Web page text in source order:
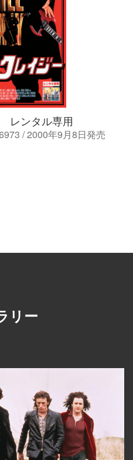
レンタル専用
/ 2000年9月8日発売
リー